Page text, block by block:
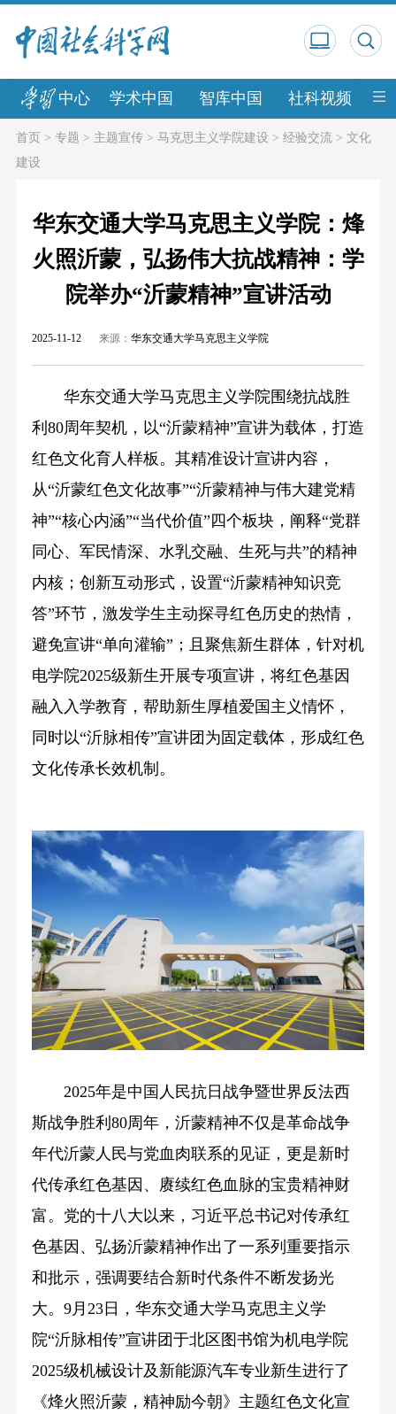
中心 学术中国 智库中国 社科视频 中
首页> 专题 > 主题宣传> 马克思主义学院建设 > 经验交流> 文化
建设
华东交通大学马克思主义学院：烽
火照沂蒙，弘扬伟大抗战精神：学
院举办“沂蒙精神”宣讲活动
2025-11-12 来源： 华东交通大学马克思主义学院
华东交通大学马克思主义学院围绕抗战胜
利80周年契机，以“沂蒙精神”宣讲为载体，打造
红色文化育人样板。其精准设计宣讲内容，
从“沂蒙红色文化故事”“沂蒙精神与伟大建党精
神”“核心内涵”“当代价值”四个板块，阐释“党群
同心、军民情深、水乳交融、生死与共”的精神
内核；创新互动形式，设置“沂蒙精神知识竞
答”环节，激发学生主动探寻红色历史的热情，
避免宣讲“单向灌输”；且聚焦新生群体，针对机
电学院2025级新生开展专项宣讲，将红色基因
融入入学教育，帮助新生厚植爱国主义情怀，
同时以“沂脉相传”宣讲团为固定载体，形成红色
文化传承长效机制。
2025年是中国人民抗日战争暨世界反法西
斯战争胜利80周年，沂蒙精神不仅是革命战争
年代沂蒙人民与党血肉联系的见证，更是新时
代传承红色基因、赓续红色血脉的宝贵精神财
富。党的十八大以来，习近平总书记对传承红
色基因、弘扬沂蒙精神作出了一系列重要指示
和批示，强调要结合新时代条件不断发扬光
大。9月23日，华东交通大学马克思主义学
院“沂脉相传”宣讲团于北区图书馆为机电学院
2025级机械设计及新能源汽车专业新生进行了
《烽火照沂蒙，精神励今朝》主题红色文化宣